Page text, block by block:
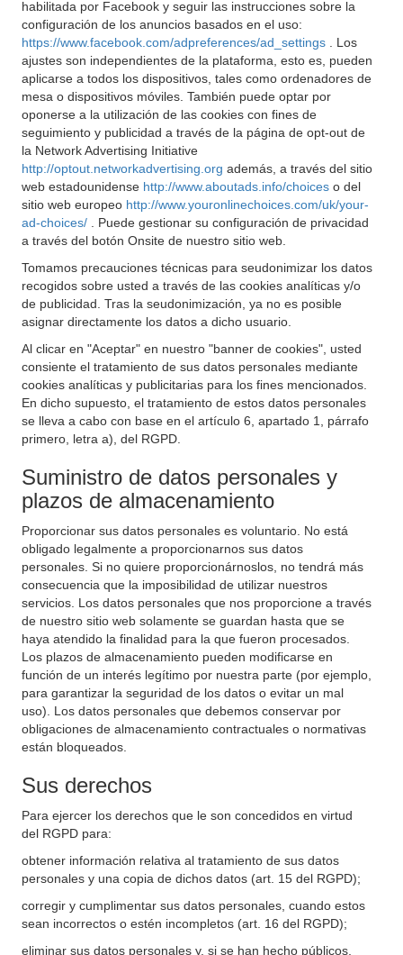
habilitada por Facebook y seguir las instrucciones sobre la
configuración de los anuncios basados en el uso:
https://www.facebook.com/adpreferences/ad_settings
. Los
ajustes son independientes de la plataforma, esto es, pueden
aplicarse a todos los dispositivos, tales como ordenadores de
mesa o dispositivos móviles. También puede optar por
oponerse a la utilización de las cookies con fines de
seguimiento y publicidad a través de la página de opt-out de
la Network Advertising Initiative
http://optout.networkadvertising.org además, a través del sitio
web estadounidense http://www.aboutads.info/choices o del
sitio web europeo http://www.youronlinechoices.com/uk/your-
ad-choices/
. Puede gestionar su configuración de privacidad
a través del botón Onsite de nuestro sitio web.
Tomamos precauciones técnicas para seudonimizar los datos
recogidos sobre usted a través de las cookies analíticas y/o
de publicidad. Tras la seudonimización, ya no es posible
asignar directamente los datos a dicho usuario.
Al clicar en "Aceptar" en nuestro "banner de cookies", usted
consiente el tratamiento de sus datos personales mediante
cookies analíticas y publicitarias para los fines mencionados.
En dicho supuesto, el tratamiento de estos datos personales
se lleva a cabo con base en el artículo 6, apartado 1, párrafo
primero, letra a), del RGPD.
Suministro de datos personales y
plazos de almacenamiento
Proporcionar sus datos personales es voluntario. No está
obligado legalmente a proporcionarnos sus datos
personales. Si no quiere proporcionárnoslos, no tendrá más
consecuencia que la imposibilidad de utilizar nuestros
servicios. Los datos personales que nos proporcione a través
de nuestro sitio web solamente se guardan hasta que se
haya atendido la finalidad para la que fueron procesados.
Los plazos de almacenamiento pueden modificarse en
función de un interés legítimo por nuestra parte (por ejemplo,
para garantizar la seguridad de los datos o evitar un mal
uso). Los datos personales que debemos conservar por
obligaciones de almacenamiento contractuales o normativas
están bloqueados.
Sus derechos
Para ejercer los derechos que le son concedidos en virtud
del RGPD para:
obtener información relativa al tratamiento de sus datos
personales y una copia de dichos datos (art. 15 del RGPD);
corregir y cumplimentar sus datos personales, cuando estos
sean incorrectos o estén incompletos (art. 16 del RGPD);
eliminar sus datos personales y, si se han hecho públicos,